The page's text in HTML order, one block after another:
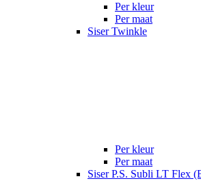
Per kleur
Per maat
Siser Twinkle
Per kleur
Per maat
Siser P.S. Subli LT Flex